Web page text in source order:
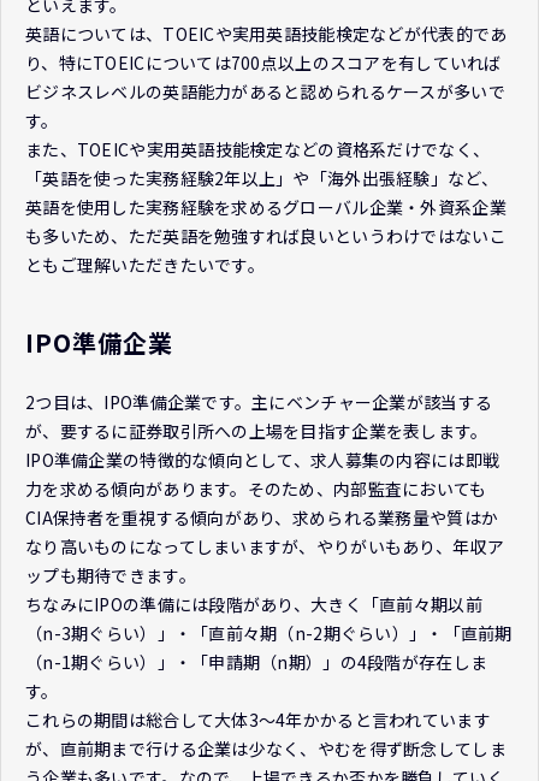
英語については、TOEICや実用英語技能検定などが代表的であ
り、特にTOEICについては700点以上のスコアを有していれば
ビジネスレベルの英語能力があると認められるケースが多いで
す。
また、TOEICや実用英語技能検定などの資格系だけでなく、
「英語を使った実務経験2年以上」や「海外出張経験」など、
英語を使用した実務経験を求めるグローバル企業・外資系企業
も多いため、ただ英語を勉強すれば良いというわけではないこ
ともご理解いただきたいです。
IPO準備企業
2つ目は、IPO準備企業です。主にベンチャー企業が該当する
が、要するに証券取引所への上場を目指す企業を表します。
IPO準備企業の特徴的な傾向として、求人募集の内容には即戦
力を求める傾向があります。そのため、内部監査においても
CIA保持者を重視する傾向があり、求められる業務量や質はか
なり高いものになってしまいますが、やりがいもあり、年収ア
ップも期待できます。
ちなみにIPOの準備には段階があり、大きく「直前々期以前
（n-3期ぐらい）」・「直前々期（n-2期ぐらい）」・「直前期
（n-1期ぐらい）」・「申請期（n期）」の4段階が存在しま
す。
これらの期間は総合して大体3～4年かかると言われています
が、直前期まで行ける企業は少なく、やむを得ず断念してしま